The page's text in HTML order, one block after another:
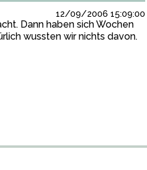
12/09/2006 15:09:00
Dann haben sich Wochen
wussten wir nichts davon.